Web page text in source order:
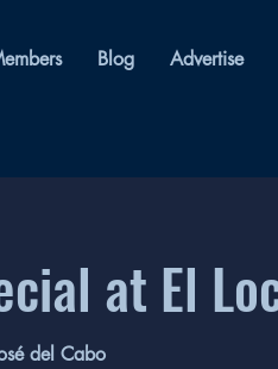
Blog Advertise
at El
del Cabo